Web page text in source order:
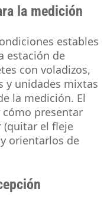
la medición
estables
estación de
con voladizos,
y unidades mixtas
la medición. El
cómo presentar
(quitar el fleje
orientarlos de